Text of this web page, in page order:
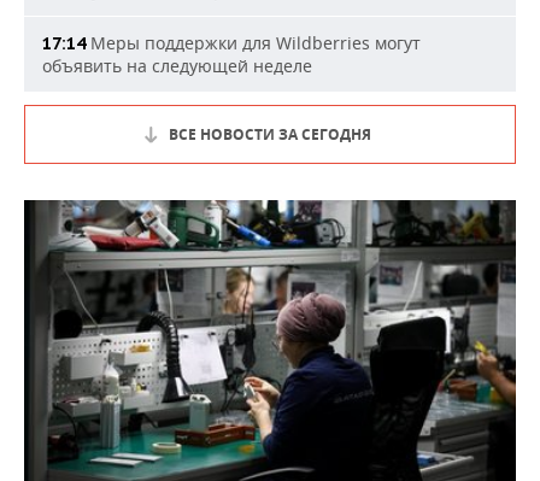
17:14Меры поддержки для Wildberries могут
объявить на следующей неделе
ВСЕ НОВОСТИ ЗА СЕГОДНЯ